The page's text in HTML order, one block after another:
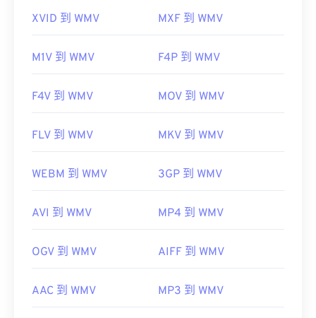
XVID 到 WMV MXF 到 WMV
M1V 到 WMV F4P 到 WMV
F4V 到 WMV MOV 到 WMV
FLV 到 WMV MKV 到 WMV
WEBM 到 WMV 3GP 到 WMV
AVI 到 WMV MP4 到 WMV
OGV 到 WMV AIFF 到 WMV
AAC 到 WMV MP3 到 WMV